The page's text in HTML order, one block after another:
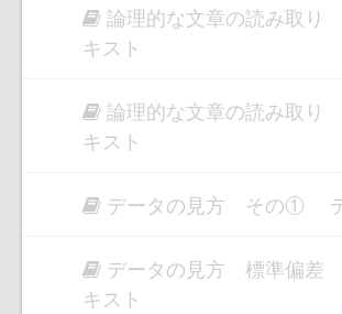
論理的な文章の読み取
キスト
論理的な文章の読み取
キスト
データの見方 その①
データの見方 標準偏
キスト